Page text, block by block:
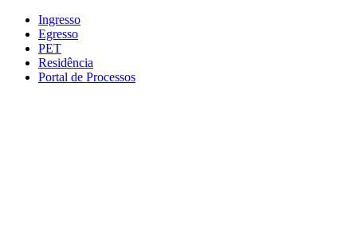
Conteúdo principal
Ingresso
Egresso
PET
Residência
Portal de Processos